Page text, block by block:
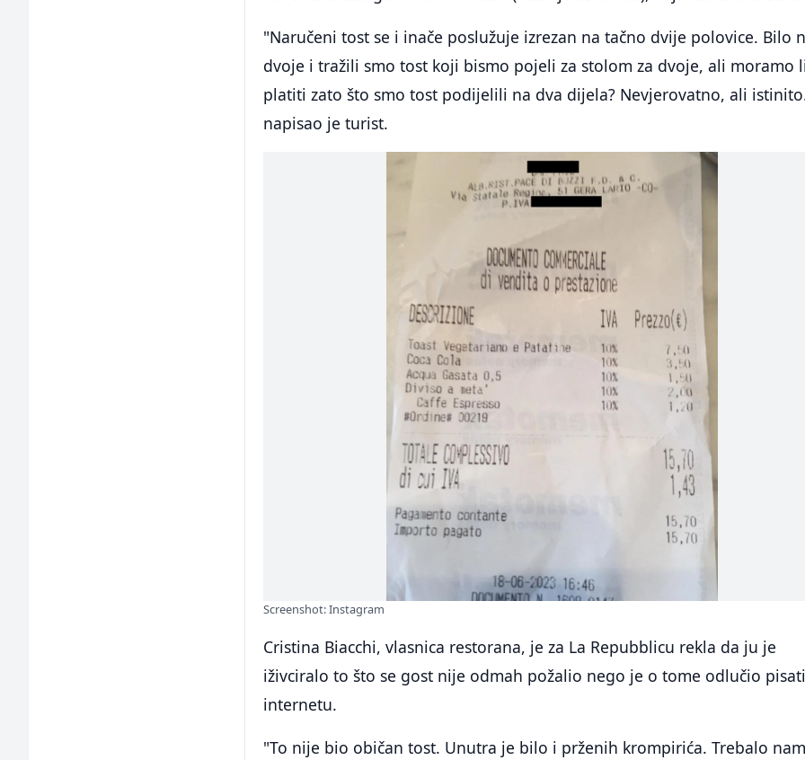
"Naručeni tost se i inače poslužuje izrezan na tačno dvije polovice. Bilo
dvoje i tražili smo tost koji bismo pojeli za stolom za dvoje, ali moramo li
platiti zato što smo tost podijelili na dva dijela? Nevjerovatno, ali
napisao je turist.
Screenshot: Instagram
Cristina Biacchi, vlasnica restorana, je za La Repubblicu rekla da ju je
iživciralo to što se gost nije odmah požalio nego je o tome odlučio
internetu.
"To nije bio običan tost. Unutra je bilo i prženih krompirića. Trebalo